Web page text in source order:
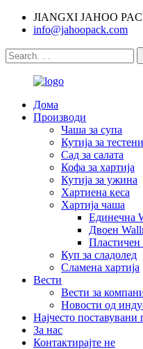
JIANGXI JAHOO
info@jahoopack.com
Дома
Производи
Чаша за супа
Кутија за
Сад за салата
Кофа за хартија
Кутија за ужина
Хартиена кеса
Хартија чаша
Единечна
Двоен
Пластичен
Куп за сладолед
Сламена хартија
Вести
Вести за
Новости од
Најчесто
За нас
Контактирајте не